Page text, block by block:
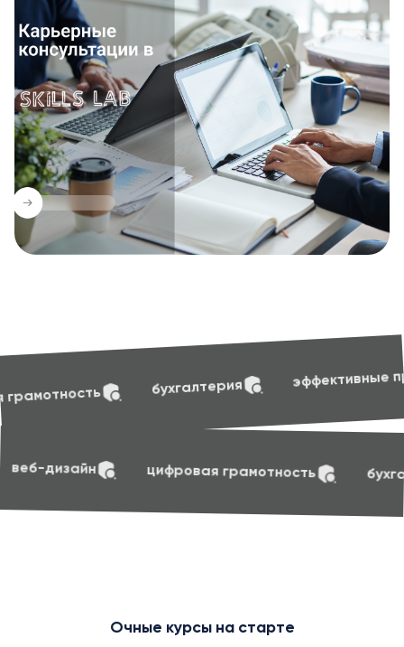
эффективные презентации soft
soft skills маркетинг веб-дизайн
Очные курсы на старте